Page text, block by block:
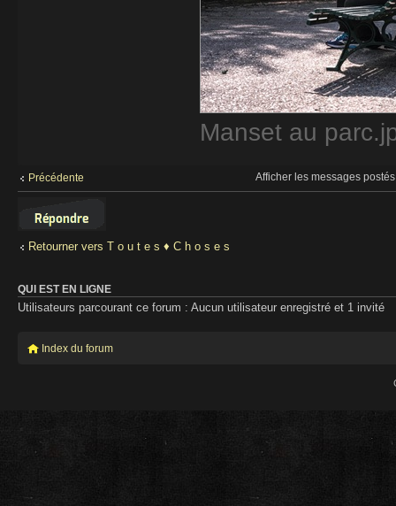
Manset au
Précédente Afficher les messages
Retourner vers T o u t e s ♦ C h o s e s
QUI EST EN LIGNE
Utilisateurs parcourant ce forum : Aucun utilisateur enregistré et 1 invité
Index du forum